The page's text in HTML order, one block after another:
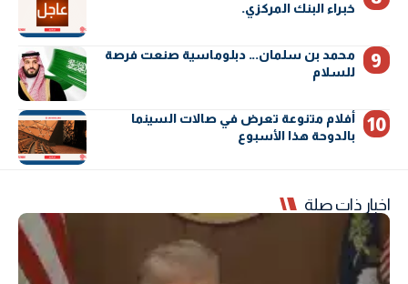
خبراء البنك المركزي.
محمد بن سلمان… دبلوماسية صنعت فرصة
للسلام
أفلام متنوعة تعرض في صالات السينما
بالدوحة هذا الأسبوع
اخبار ذات صلة